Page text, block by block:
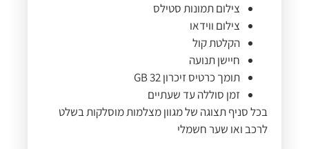
צילום תמונות סטילס
צילום ווידאו
הקלטת קול
חיישן תנועה
תומך כרטיס זיכרון 32 GB
זמן סוללה עד שעתיים
בכל סניף תצוגה של מגוון מצלמות מוסלקות בשלט
לרכב ואו שער חשמלי